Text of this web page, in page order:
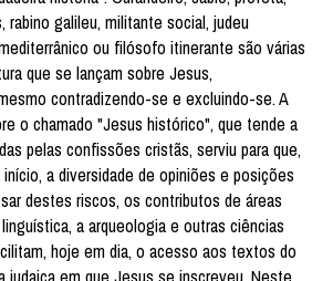
rabino galileu, militante social, judeu
ou filósofo itinerante são várias
que se lançam sobre Jesus,
contradizendo-se e excluindo-se. A
o chamado "Jesus histórico", que tende a
pelas confissões cristãs, serviu para que,
a diversidade de opiniões e posições
destes riscos, os contributos de áreas
a arqueologia e outras ciências
hoje em dia, o acesso aos textos do